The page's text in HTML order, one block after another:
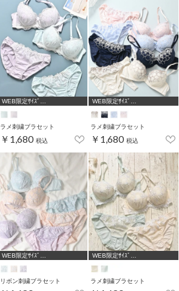
WEB限定ｻｲｽﾞ
ラメ刺繍ブラセット
￥1,680 税込
WEB限定ｻｲｽﾞ
ラメ刺繍ブラセット
￥1,680 税込
WEB限定ｻｲｽﾞ
リボン刺繍ブラセット
WEB限定ｻｲｽﾞ
ラメ刺繍ブラセット